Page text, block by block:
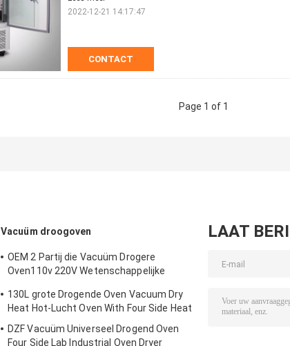
CONTACT
2022-12-21 14:17:47
Page 1 of 1
Vacuüm droogoven
OEM 2 Partij die Vacuüm Drogere
Oven110v 220V Wetenschappelijke
130L grote Drogende Oven Vacuum Dry
Heat Hot-Lucht Oven With Four Side Heat
DZF Vacuüm Universeel Drogend Oven
Four Side Lab Industrial Oven Dryer
LAAT